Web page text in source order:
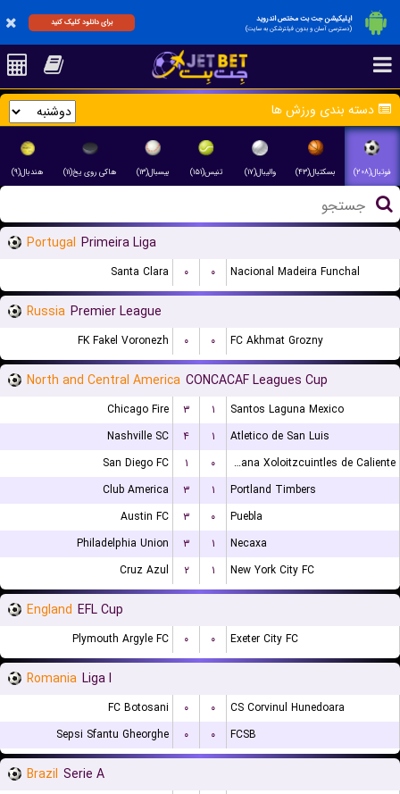
اپلیکیشن جت بت مختص اندروید
(دسترسی آسان و بدون فیلترشکن به سایت)
برای دانلود کلیک کنید
دسته بندی ورزش ها
فوتبال(۲۰۸) بسکتبال(۴۳) والیبال(۱۷) تنیس(۱۵۱) بیسبال(۱۳) هاکی روی یخ(۱۱) هندبال(۹)
Portugal Primeira Liga
Santa Clara ۰ ۰ Nacional Madeira Funchal
Russia Premier League
FK Fakel Voronezh ۰ ۰ FC Akhmat Grozny
North and Central America CONCACAF Leagues Cup
Chicago Fire ۳ ۱
Santos Laguna Mexico
Nashville SC
۴ ۱
Atletico de San Luis
San Diego FC
۱ ۰
Club Tijuana Xoloitzcuintles de Caliente
Club America
۳ ۱
Portland Timbers
Austin FC
۳ ۰
Puebla
Philadelphia Union
۳ ۱
Necaxa
Cruz Azul
۲ ۱ New York City FC
England EFL Cup
Plymouth Argyle FC ۰ ۰ Exeter City FC
Romania Liga I
FC Botosani ۰ ۰
CS Corvinul Hunedoara
Sepsi Sfantu Gheorghe
۰ ۰ FCSB
Brazil Serie A